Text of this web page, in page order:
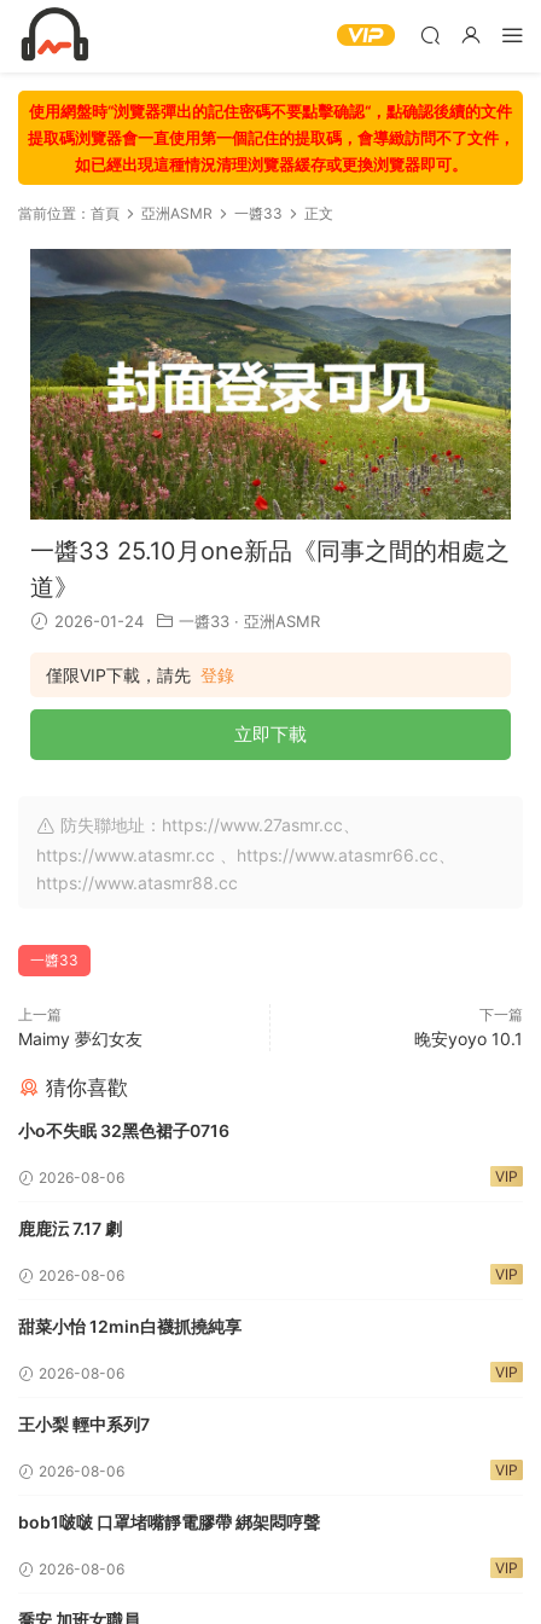
使用網盤時“浏覽器彈出的記住密碼不要點擊确認“，點确認後續的文件
提取碼浏覽器會一直使用第一個記住的提取碼，會導緻訪問不了文件，
如已經出現這種情況清理浏覽器緩存或更換浏覽器即可。
當前位置： 首頁 亞洲ASMR 一醬33 正文
一醬33 25.10月one新品《同事之間的相處之
道》
2026-01-24 一醬33 · 亞洲ASMR
僅限VIP下載，請先 登錄
立即下載
防失聯地址：https://www.27asmr.cc、
https://www.atasmr.cc 、https://www.atasmr66.cc、
https://www.atasmr88.cc
一醬33
上一篇
Maimy 夢幻女友
下一篇
晚安yoyo 10.1
猜你喜歡
小o不失眠 32黑色裙子0716
2026-08-06 VIP
鹿鹿沄 7.17 劇
2026-08-06 VIP
甜菜小怡 12min白襪抓撓純享
2026-08-06 VIP
王小梨 輕中系列7
2026-08-06 VIP
bob1啵啵 口罩堵嘴靜電膠帶 綁架悶哼聲
2026-08-06 VIP
喬安 加班女職員